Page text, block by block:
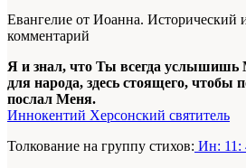
Евангелие от Иоанна. Исторический
комментарий
Я и знал, что Ты всегда услышишь
для народа, здесь стоящего, чтобы
послал Меня.
Иннокентий Херсонский святитель
Толкование на группу стихов: Ин: 11: